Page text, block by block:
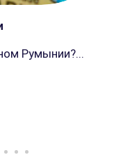
Румынии?...